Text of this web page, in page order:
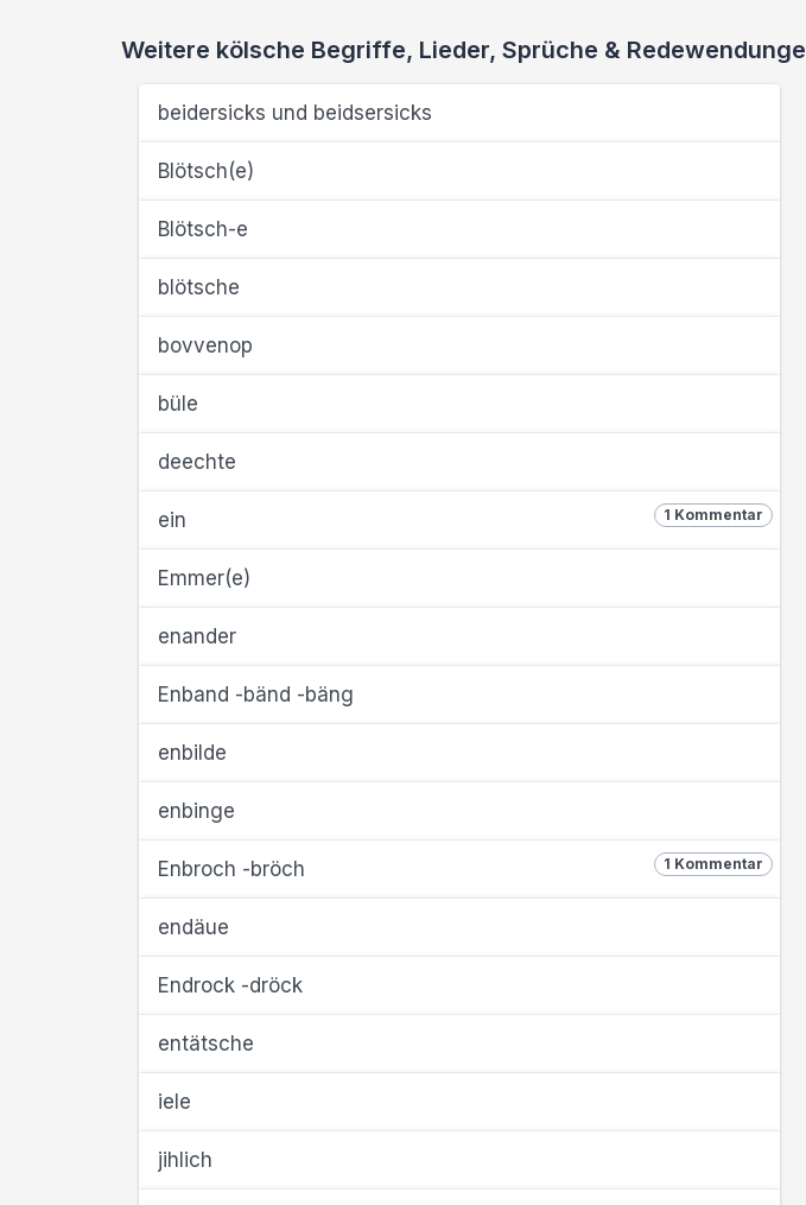
Weitere kölsche Begriffe, Lieder, Sprüche &
beidersicks und beidsersicks
Blötsch(e)
Blötsch-e
blötsche
bovvenop
büle
deechte
1 Kommentar
ein
Emmer(e)
enander
Enband -bänd -bäng
enbilde
enbinge
1 Kommentar
Enbroch -bröch
endäue
Endrock -dröck
entätsche
iele
jihlich